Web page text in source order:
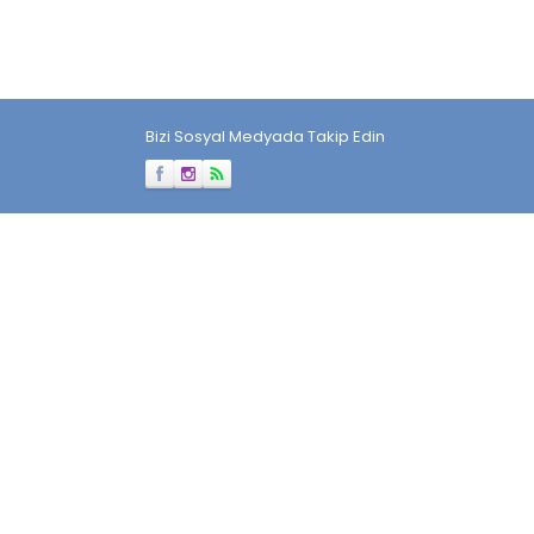
Bizi Sosyal Medyada Takip Edin